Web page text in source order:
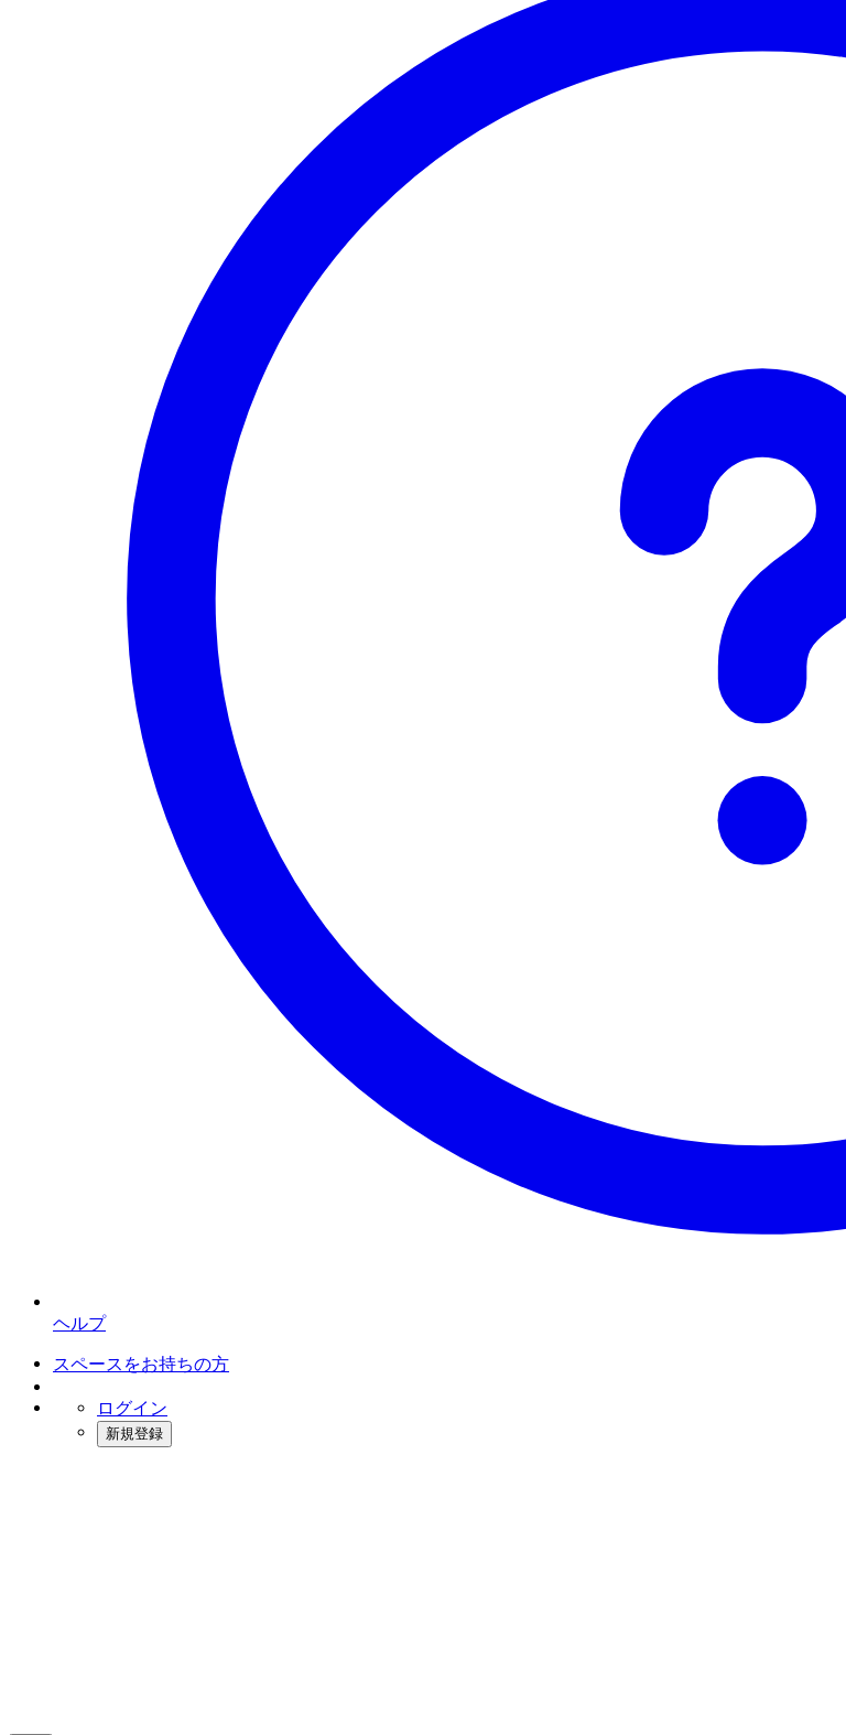
ヘルプ
スペースをお持ちの方
ログイン
新規登録